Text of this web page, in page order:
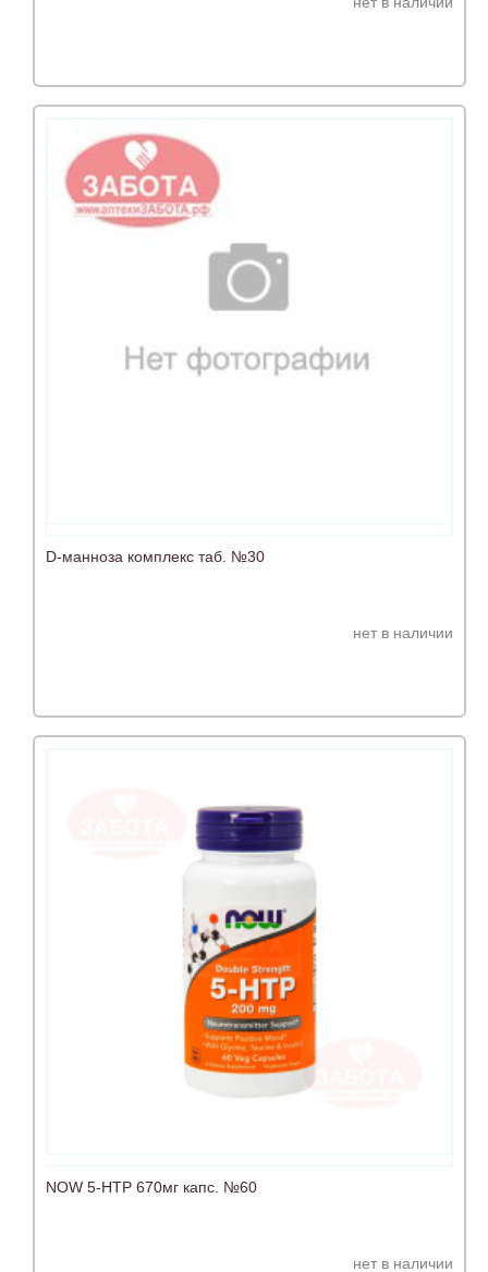
D-манноза комплекс таб. №30
нет в наличии
NOW 5-НТР 670мг капс. №60
нет в наличии